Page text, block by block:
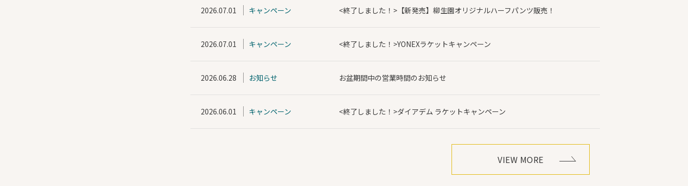
2026.07.01 キャンペーン <終了しました！>【新発売】柳生園オリジナルハーフパンツ販売！
2026.07.01 キャンペーン <終了しました！>YONEXラケットキャンペーン
2026.06.28 お知らせ お盆期間中の営業時間のお知らせ
2026.06.01 キャンペーン <終了しました！>ダイアデム ラケットキャンペーン
VIEW MORE